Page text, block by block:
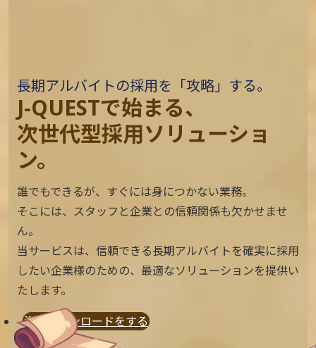
長期アルバイトの採用を「攻略」する。
J-QUESTで始まる、
次世代型採用ソリューショ
ン。
誰でもできるが、すぐには身につかない業務。
そこには、スタッフと企業との信頼関係も欠かせませ
ん。
当サービスは、信頼できる長期アルバイトを確実に採用
したい企業様のための、 最適なソリューションを提供い
たします。
資料ダウンロードをする